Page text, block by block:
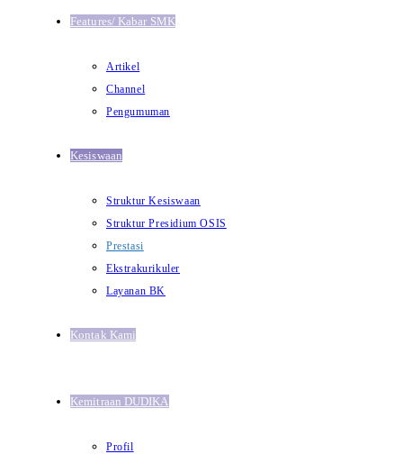
Features/ Kabar SMK
Artikel
Channel
Pengumuman
Kesiswaan
Struktur Kesiswaan
Struktur Presidium OSIS
Prestasi
Ekstrakurikuler
Layanan BK
Kontak Kami
Kemitraan DUDIKA
Profil